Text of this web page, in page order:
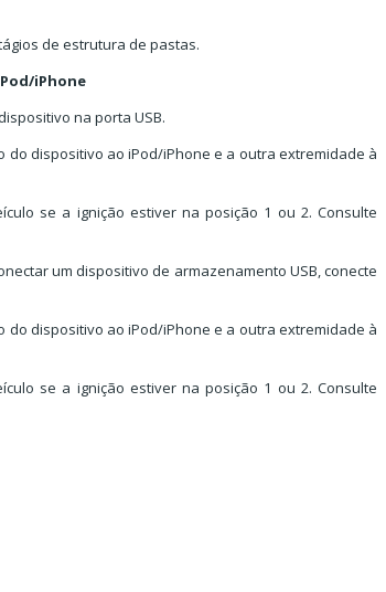
de estrutura de pastas.
iPhone
na porta USB.
do dispositivo ao iPod/iPhone e a outra extremidade à
se a ignição estiver na posição 1 ou 2. Consulte
um dispositivo de armazenamento USB, conecte
do dispositivo ao iPod/iPhone e a outra extremidade à
se a ignição estiver na posição 1 ou 2. Consulte